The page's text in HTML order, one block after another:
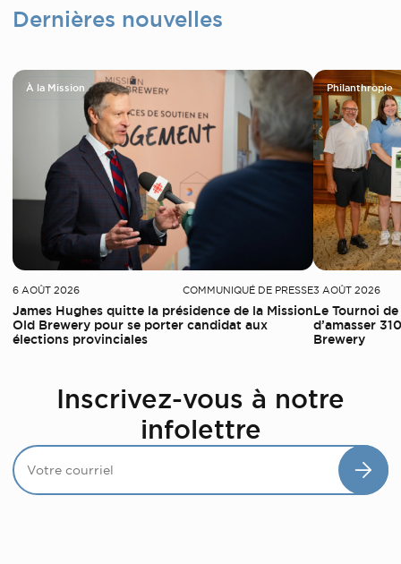
Dernières nouvelles
À la Mission
6 AOÛT 2026 COMMUNIQUÉ DE PRESSE
James Hughes quitte la présidence de la Mission
Old Brewery pour se porter candidat aux
élections provinciales
Philanthropie
3 AOÛT 2026
Le Tournoi
d’amasser
Brewery
Inscrivez-vous à notre
infolettre